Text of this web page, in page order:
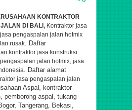
KONTRAKTOR
DI BALI, Kontraktor jasa
pengaspalan jalan hotmix
rusak. Daftar
kontraktor jasa konstruksi
jalan hotmix, jasa
. Daftar alamat
jasa pengaspalan jalan
Aspal, kontraktor
pemborong aspal, tukang
Tangerang, Bekasi,